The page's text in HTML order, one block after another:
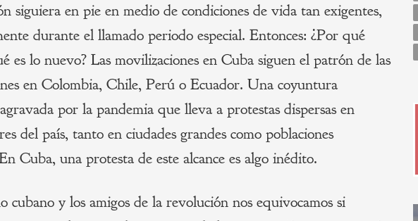
siguiera en pie en medio de condiciones de vida tan exigentes,
durante el llamado periodo especial. Entonces: ¿Por qué
es lo nuevo? Las movilizaciones en Cuba siguen el patrón de las
en Colombia, Chile, Perú o Ecuador. Una coyuntura
por la pandemia que lleva a protestas dispersas en
del país, tanto en ciudades grandes como poblaciones
Cuba, una protesta de este alcance es algo inédito.
cubano y los amigos de la revolución nos equivocamos si